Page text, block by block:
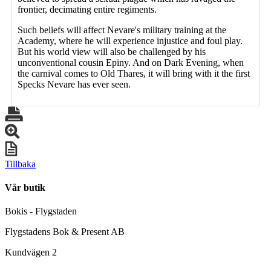
frontier, decimating entire regiments.
Such beliefs will affect Nevare's military training at the
Academy, where he will experience injustice and foul play.
But his world view will also be challenged by his
unconventional cousin Epiny. And on Dark Evening, when
the carnival comes to Old Thares, it will bring with it the first
Specks Nevare has ever seen.
Tillbaka
Vår butik
Bokis - Flygstaden
Flygstadens Bok & Present AB
Kundvägen 2